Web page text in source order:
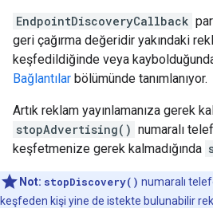
EndpointDiscoveryCallback
geri çağırma değeridir yakındaki
keşfedildiğinde veya
Bağlantılar bölümünde tanımlanıyor.
Artık reklam yayınlamanıza gerek
stopAdvertising() numaralı
keşfetmenize gerek kalmadığında
Not: stopDiscovery() numaralı
keşfeden kişi yine de istekte bulunabilir